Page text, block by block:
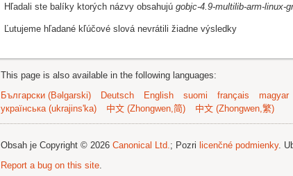
Hľadali ste balíky ktorých názvy obsahujú gobjc-4.9-multilib-arm-linux-
Ľutujeme hľadané kľúčové slová nevrátili žiadne výsledky
This page is also available in the following languages:
Български (Bəlgarski)
Deutsch English suomi français magyar
українська (ukrajins'ka)
中文 (Zhongwen,简) 中文 (Zhongwen,繁)
Obsah je Copyright © 2026 Canonical Ltd.; Pozri licenčné podmienky.
Report a bug on this site.